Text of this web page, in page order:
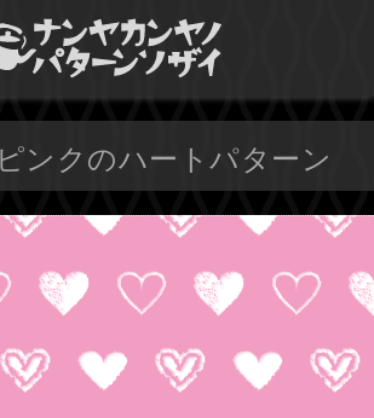
ンクのハートパターン